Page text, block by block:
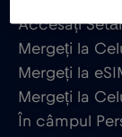
Accesați
Mergeți la
Mergeți la
Mergeți la
În câmpul